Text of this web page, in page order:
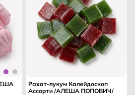
Рахат-лукум Калейдоскоп
Ассорти /АЛЕША ПОПОВИЧ/